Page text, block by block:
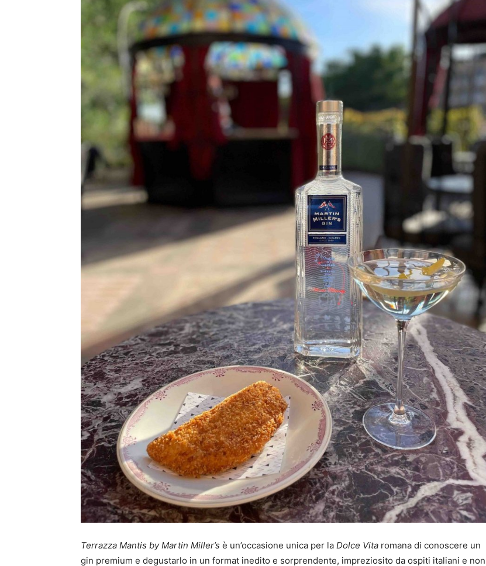
Terrazza Mantis by Martin Miller’s è un’occasione unica per la Dolce Vita romana di conoscere un
gin premium e degustarlo in un format inedito e sorprendente, impreziosito da ospiti italiani e non